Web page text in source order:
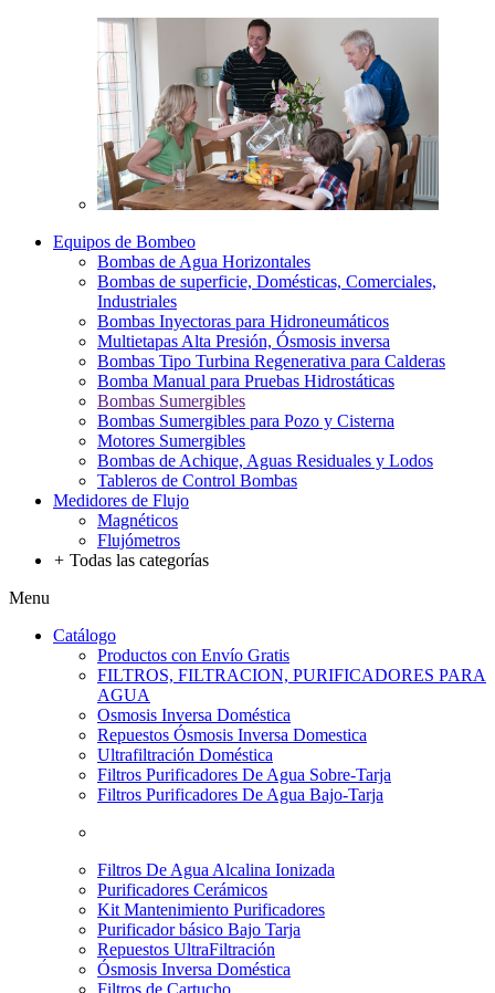
Equipos de Bombeo
Bombas de Agua Horizontales
Bombas de superficie, Domésticas, Comerciales,
Industriales
Bombas Inyectoras para Hidroneumáticos
Multietapas Alta Presión, Ósmosis inversa
Bombas Tipo Turbina Regenerativa para Calderas
Bomba Manual para Pruebas Hidrostáticas
Bombas Sumergibles
Bombas Sumergibles para Pozo y Cisterna
Motores Sumergibles
Bombas de Achique, Aguas Residuales y Lodos
Tableros de Control Bombas
Medidores de Flujo
Magnéticos
Flujómetros
+ Todas las categorías
Menu
Catálogo
Productos con Envío Gratis
FILTROS, FILTRACION, PURIFICADORES PARA
AGUA
Osmosis Inversa Doméstica
Repuestos Ósmosis Inversa Domestica
Ultrafiltración Doméstica
Filtros Purificadores De Agua Sobre-Tarja
Filtros Purificadores De Agua Bajo-Tarja
Filtros De Agua Alcalina Ionizada
Purificadores Cerámicos
Kit Mantenimiento Purificadores
Purificador básico Bajo Tarja
Repuestos UltraFiltración
Ósmosis Inversa Doméstica
Filtros de Cartucho